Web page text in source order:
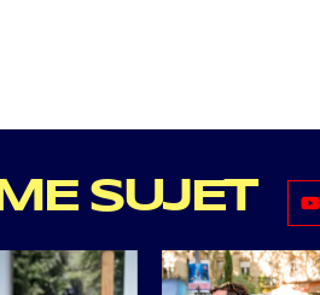
SUJET